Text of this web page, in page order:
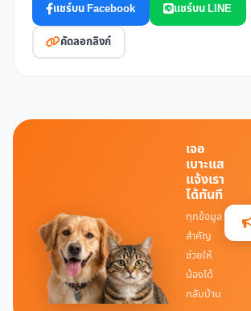
แชร์บน Facebook แชร์บน LINE
คัดลอกลิงก์
เจอ
เบาะแส
แจ้งเรา
ได้ทันที
ทุกข้อมูล
สำคัญ
ช่วยให้
น้องได้
กลับบ้าน